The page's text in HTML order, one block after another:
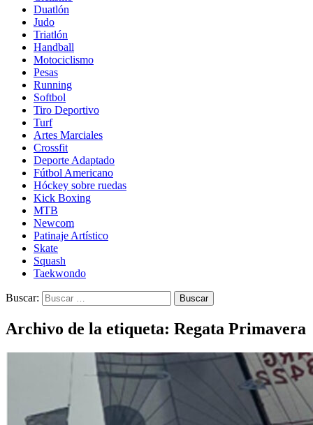
Duatlón
Judo
Triatlón
Handball
Motociclismo
Pesas
Running
Softbol
Tiro Deportivo
Turf
Artes Marciales
Crossfit
Deporte Adaptado
Fútbol Americano
Hóckey sobre ruedas
Kick Boxing
MTB
Newcom
Patinaje Artístico
Skate
Squash
Taekwondo
Buscar:
Archivo de la etiqueta: Regata Primavera